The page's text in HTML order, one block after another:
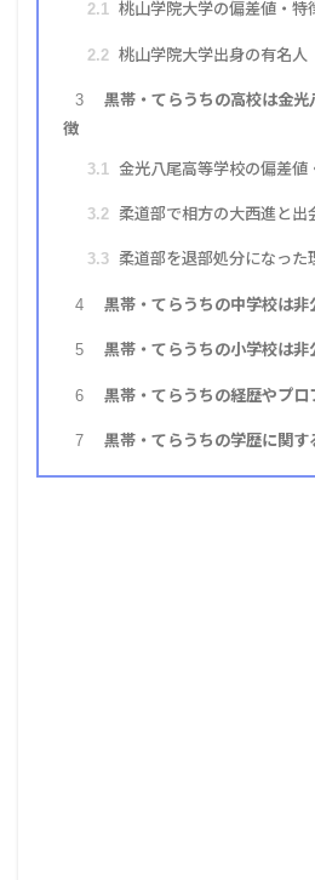
2.1 桃山学院大学の偏差値・特
2.2 桃山学院大学出身の有名人
3
黒帯・てらうちの高校は金
徴
3.1 金光八尾高等学校の偏差値
3.2 柔道部で相方の大西進と出
3.3 柔道部を退部処分になった
4 黒帯・てらうちの中学校は非
5 黒帯・てらうちの小学校は非
6 黒帯・てらうちの経歴やプロ
7 黒帯・てらうちの学歴に関す